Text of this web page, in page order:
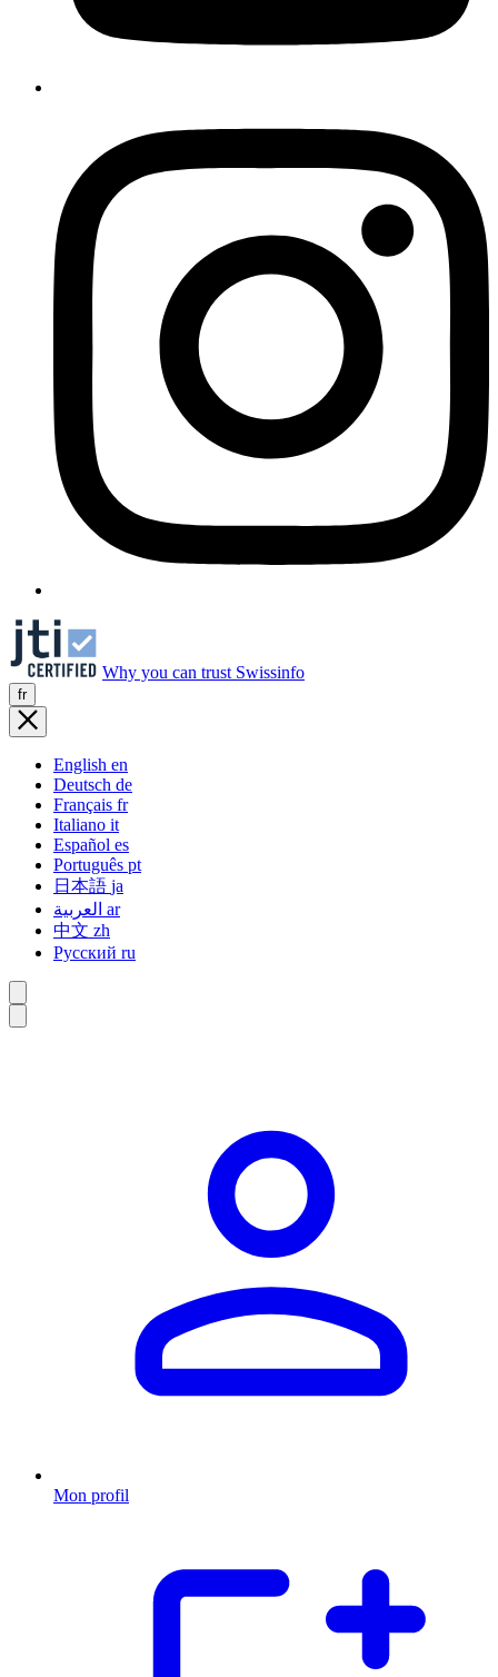
Why you can trust Swissinfo
fr
English en
Deutsch de
Français fr
Italiano it
Español es
Português pt
日本語 ja
ar
中文 zh
Русский ru
Mon profil